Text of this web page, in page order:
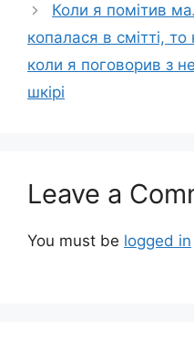
Коли я помітив
копалася в смітті,
коли я поговорив з
шкірі
Leave a
You must be logged in